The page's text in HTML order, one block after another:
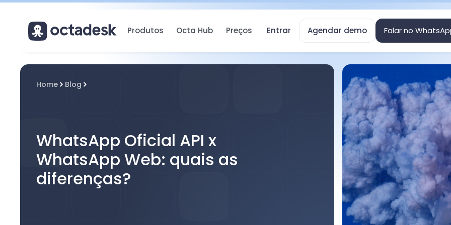
Entrar Agendar demo Falar no
Produtos Octa Hub Preços
Home Blog
WhatsApp Oficial API x
WhatsApp Web: quais as
diferenças?